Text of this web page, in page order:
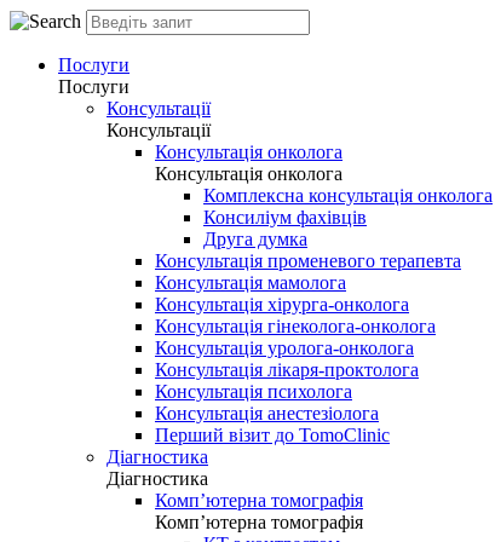
Послуги
Послуги
Консультації
Консультації
Консультація онколога
Консультація онколога
Комплексна консультація онколога
Консиліум фахівців
Друга думка
Консультація променевого терапевта
Консультація мамолога
Консультація хірурга-онколога
Консультація гінеколога-онколога
Консультація уролога-онколога
Консультація лікаря-проктолога
Консультація психолога
Консультація анестезіолога
Перший візит до TomoClinic
Діагностика
Діагностика
Комп’ютерна томографія
Комп’ютерна томографія